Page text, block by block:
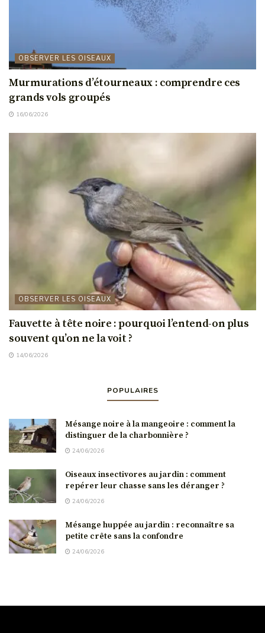
OBSERVER LES OISEAUX
Murmurations d’étourneaux : comprendre ces
grands vols groupés
16/06/2026
OBSERVER LES OISEAUX
Fauvette à tête noire : pourquoi l’entend-on plus
souvent qu’on ne la voit ?
14/06/2026
POPULAIRES
Mésange noire à la mangeoire : comment la
distinguer de la charbonnière ?
24/06/2026
Oiseaux insectivores au jardin : comment
repérer leur chasse sans les déranger ?
24/06/2026
Mésange huppée au jardin : reconnaître sa
petite crête sans la confondre
24/06/2026